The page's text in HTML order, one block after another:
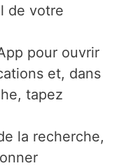
de votre
pour ouvrir
et, dans
tapez
la recherche,